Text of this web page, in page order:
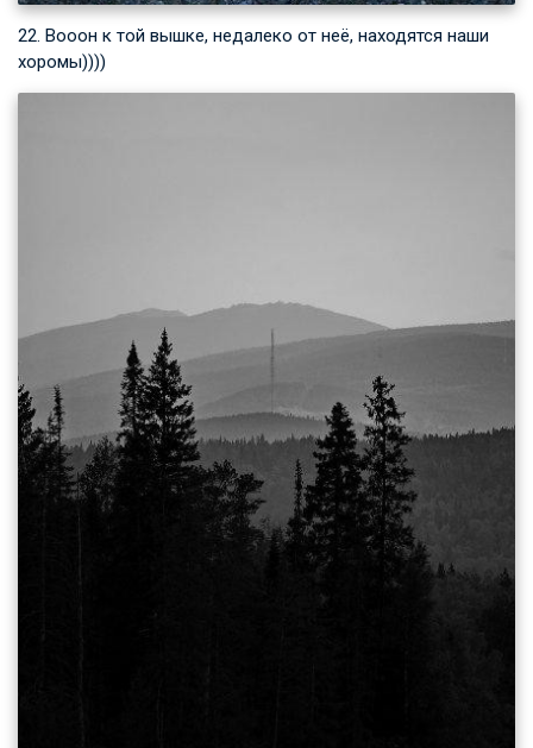
22. Вооон к той вышке, недалеко от неё, находятся наши
хоромы))))